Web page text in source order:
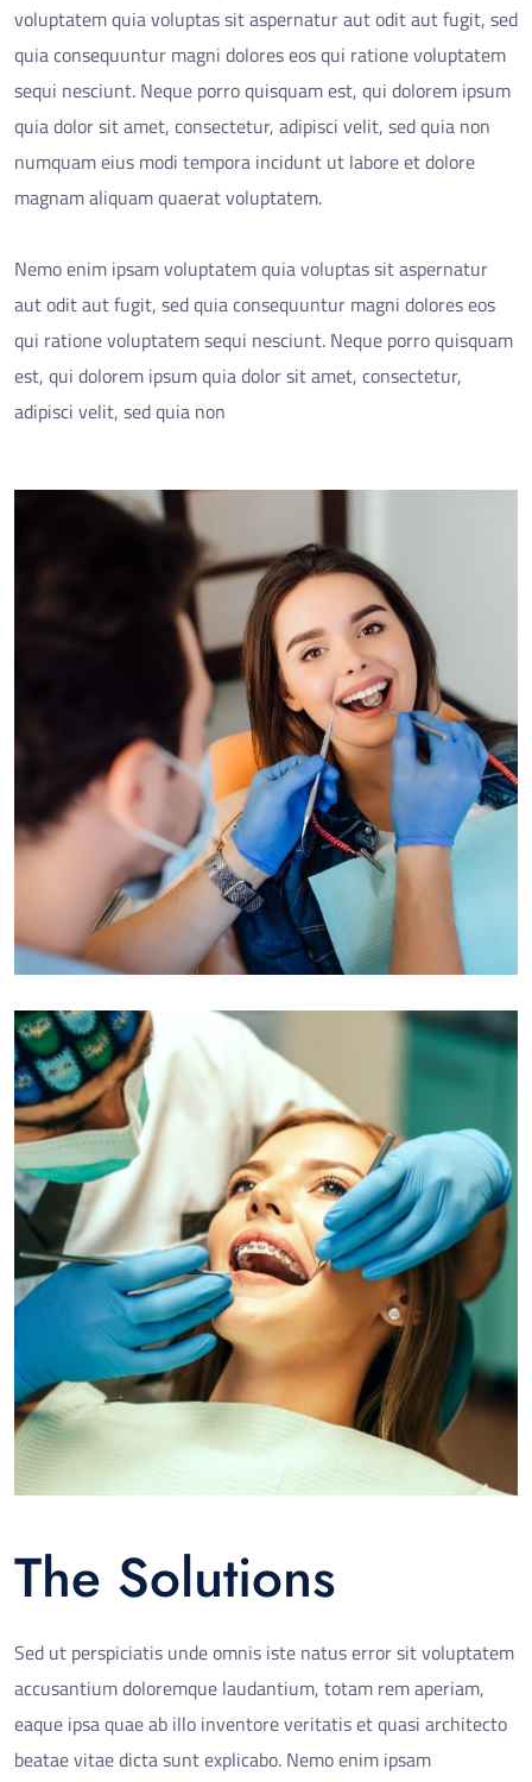
voluptatem quia voluptas sit aspernatur aut odit aut fugit, sed
quia consequuntur magni dolores eos qui ratione voluptatem
sequi nesciunt. Neque porro quisquam est, qui dolorem ipsum
quia dolor sit amet, consectetur, adipisci velit, sed quia non
numquam eius modi tempora incidunt ut labore et dolore
magnam aliquam quaerat voluptatem.
Nemo enim ipsam voluptatem quia voluptas sit aspernatur
aut odit aut fugit, sed quia consequuntur magni dolores eos
qui ratione voluptatem sequi nesciunt. Neque porro quisquam
est, qui dolorem ipsum quia dolor sit amet, consectetur,
adipisci velit, sed quia non
The Solutions
Sed ut perspiciatis unde omnis iste natus error sit voluptatem
accusantium doloremque laudantium, totam rem aperiam,
eaque ipsa quae ab illo inventore veritatis et quasi architecto
beatae vitae dicta sunt explicabo. Nemo enim ipsam